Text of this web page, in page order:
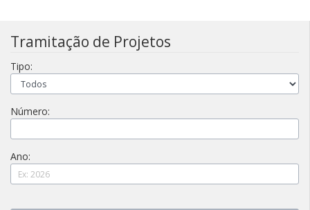
Tramitação de Projetos
Tipo:
Número:
Ano: